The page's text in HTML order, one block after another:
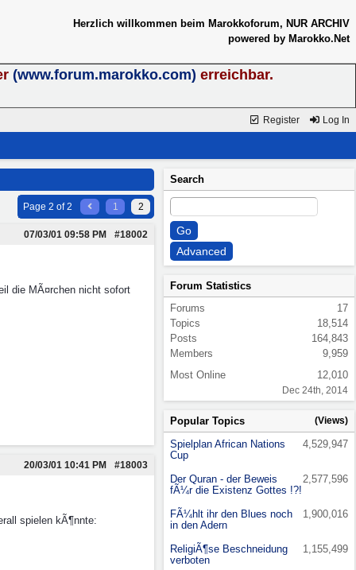
Herzlich willkommen beim Marokkoforum, NUR ARCHIV
powered by Marokko.Net
(www.forum.marokko.com) erreichbar.
Register Log In
Page 2 of 2 1 2
#18002
07/03/01 09:58 PM
die MÃ¤rchen nicht sofort
#18003
20/03/01 10:41 PM
spielen kÃ¶nnte:
Search
Forum Statistics
Forums
17
Topics
18,514
Posts
164,843
Members
9,959
Most Online
12,010
Dec 24th, 2014
Popular Topics (Views)
4,529,947
Spielplan African Nations
Cup
2,577,596
Der Quran - der Beweis
fÃ¼r die Existenz Gottes !?!
1,900,016
FÃ¼hlt ihr den Blues noch
in den Adern
1,155,499
ReligiÃ¶se Beschneidung
verboten